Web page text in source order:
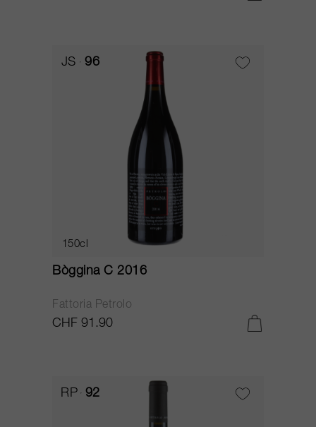
JS 96
150cl
Bòggina C 2016
Fattoria Petrolo
CHF 91.90
RP 92